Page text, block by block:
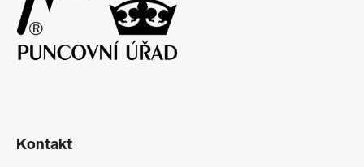
Kontakt